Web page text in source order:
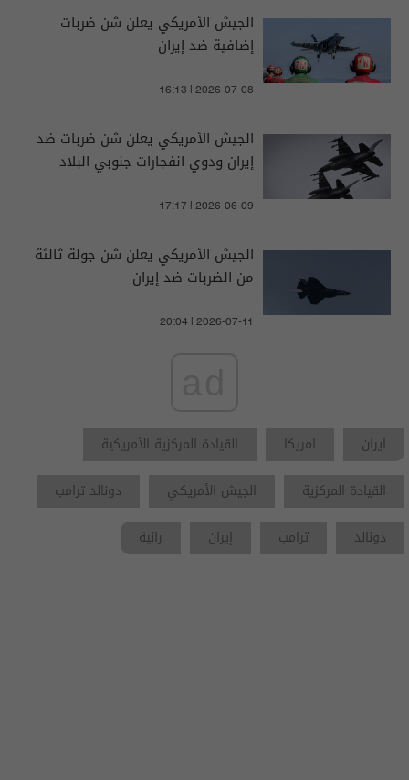
الجيش الأمريكي يعلن شن ضربات
إضافية ضد إيران
16:13 | 2026-07-08
الجيش الأمريكي يعلن شن ضربات ضد
إيران ودوي انفجارات جنوبي البلاد
17:17 | 2026-06-09
الجيش الأمريكي يعلن شن جولة ثالثة
من الضربات ضد إيران
20:04 | 2026-07-11
ايران امريكا
القيادة المركزية الأمريكية
القيادة المركزية
الجيش الأمريكي
دونالد ترامب
دونالد
ترامب إيران رانية